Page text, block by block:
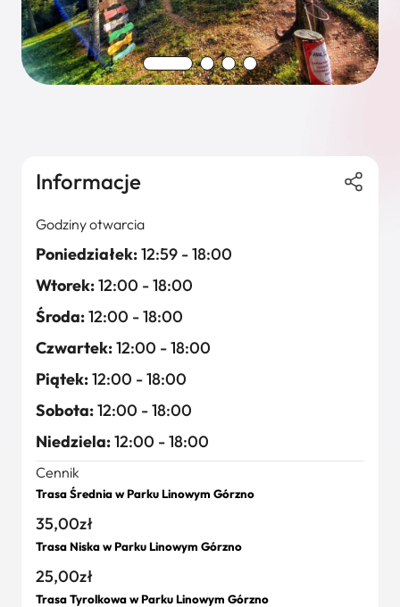
Informacje
Godziny otwarcia
Poniedziałek:12:59 - 18:00
Wtorek:12:00 - 18:00
Środa:12:00 - 18:00
Czwartek:12:00 - 18:00
Piątek:12:00 - 18:00
Sobota:12:00 - 18:00
Niedziela:12:00 - 18:00
Cennik
Trasa Średnia w Parku Linowym Górzno
35,00zł
Trasa Niska w Parku Linowym Górzno
25,00zł
Trasa Tyrolkowa w Parku Linowym Górzno